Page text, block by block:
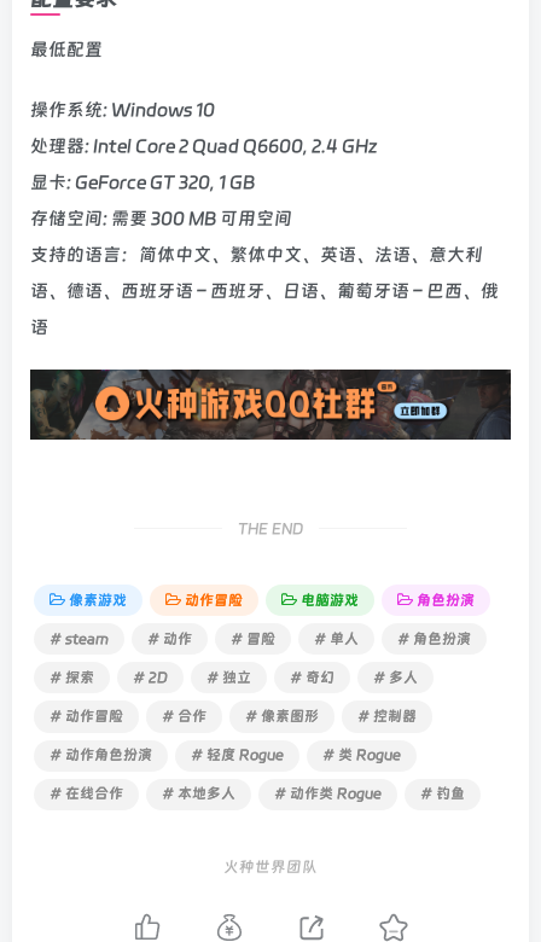
最低配置
操作系统: Windows 10
处理器: Intel Core 2 Quad Q6600, 2.4 GHz
显卡: GeForce GT 320, 1 GB
存储空间: 需要 300 MB 可用空间
支持的语言：简体中文、繁体中文、英语、法语、意大利
语、德语、西班牙语 – 西班牙、日语、葡萄牙语 – 巴西、俄
语
THE END
像素游戏 动作冒险 电脑游戏 角色扮演
# steam # 动作 # 冒险 # 单人 # 角色扮演
# 探索 # 2D # 独立 # 奇幻 # 多人
# 动作冒险 # 合作 # 像素图形 # 控制器
# 动作角色扮演 # 轻度 Rogue # 类 Rogue
# 在线合作 # 本地多人 # 动作类 Rogue # 钓鱼
火种世界团队